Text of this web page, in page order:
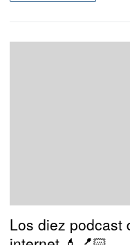
Los diez podcast